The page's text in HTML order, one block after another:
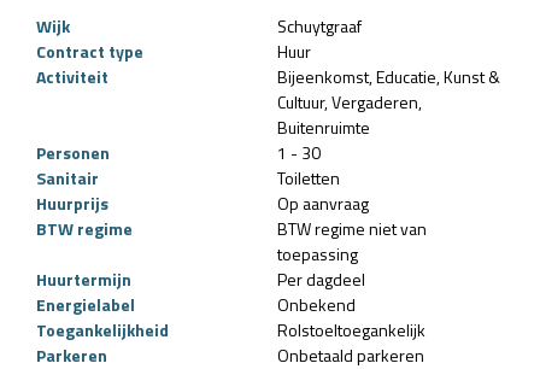
Wijk
Schuytgraaf
Contract type
Huur
Activiteit
Bijeenkomst Educatie Kunst &
Cultuur Vergaderen
Buitenruimte
Personen
1 - 30
Sanitair
Toiletten
Huurprijs
Op aanvraag
BTW regime
BTW regime niet van
toepassing
Huurtermijn
Per dagdeel
Energielabel
Onbekend
Toegankelijkheid
Rolstoeltoegankelijk
Parkeren
Onbetaald parkeren